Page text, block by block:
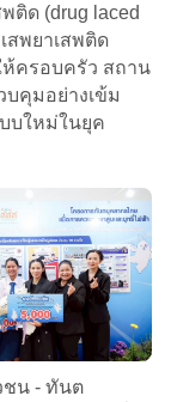
ติด (drug laced
สพยาเสพติด
ห้ครอบครัว สถาน
บคุมอย่างเข้ม
บใหม่ในยุค
ชน - ทันต